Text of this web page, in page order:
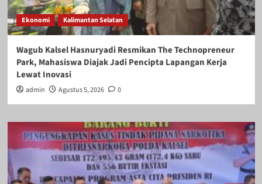
Ekonomi Kalimantan Selatan
Wagub Kalsel Hasnuryadi Resmikan The Technopreneur
Park, Mahasiswa Diajak Jadi Pencipta Lapangan Kerja
Lewat Inovasi
admin Agustus 5, 2026 0